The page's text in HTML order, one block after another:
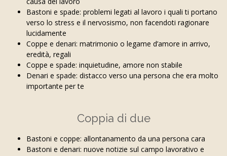
Bastoni e spade: problemi legati al lavoro i quali ti portano
verso lo stress e il nervosismo, non facendoti ragionare
lucidamente
Coppe e denari: matrimonio o legame d’amore in arrivo,
eredità, regali
Coppe e spade: inquietudine, amore non stabile
Denari e spade: distacco verso una persona che era molto
importante per te
Coppia di due
Bastoni e coppe: allontanamento da una persona cara
Bastoni e denari: nuove notizie sul campo lavorativo e